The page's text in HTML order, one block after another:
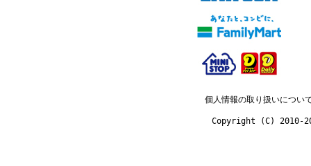
個人情報の取り扱いについ
Copyright (C) 2010-